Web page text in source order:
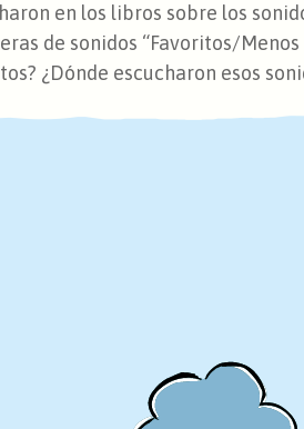
en los libros sobre los
de sonidos “Favoritos/
¿Dónde escucharon esos